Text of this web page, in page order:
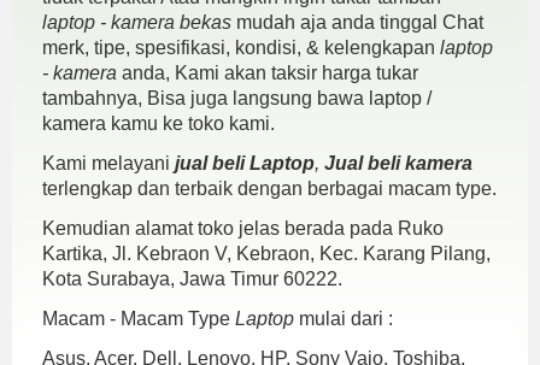
laptop - kamera bekas mudah aja anda tinggal Chat
merk, tipe, spesifikasi, kondisi, & kelengkapan laptop
- kamera anda, Kami akan taksir harga tukar
tambahnya, Bisa juga langsung bawa laptop /
kamera kamu ke toko kami.
Kami melayani jual beli Laptop, Jual beli kamera
terlengkap dan terbaik dengan berbagai macam type.
Kemudian alamat toko jelas berada pada Ruko
Kartika, Jl. Kebraon V, Kebraon, Kec. Karang Pilang,
Kota Surabaya, Jawa Timur 60222.
Macam - Macam Type Laptop mulai dari :
Asus, Acer, Dell, Lenovo, HP, Sony Vaio, Toshiba,